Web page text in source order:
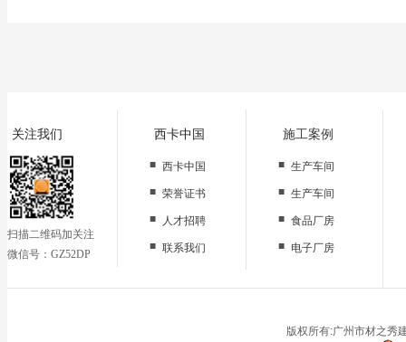
关注我们
扫描二维码加关注
微信号：GZ52DP
西卡中国
■ 西卡中国
■ 荣誉证书
■
人才招聘
■ 联系我们
施工案例
■ 生产车间
■ 生产车间
■ 食品厂房
■ 电子厂房
停车场
版权所有:广州市材之